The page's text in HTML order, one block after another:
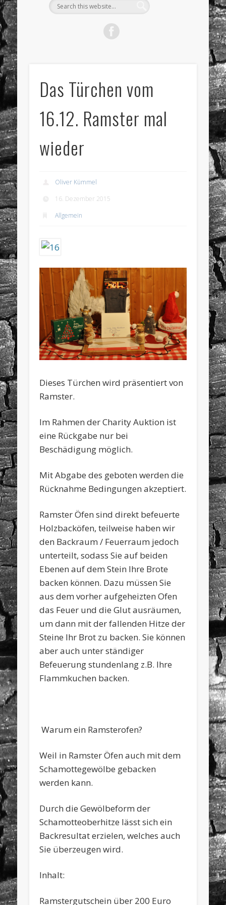
Das Türchen vom
16.12. Ramster mal
wieder
Oliver Kümmel
16. Dezember 2015
Allgemein
Dieses Türchen wird präsentiert von
Ramster.
Im Rahmen der Charity Auktion ist
eine Rückgabe nur bei
Beschädigung möglich.
Mit Abgabe des geboten werden die
Rücknahme Bedingungen akzeptiert.
Ramster Öfen sind direkt befeuerte
Holzbacköfen, teilweise haben wir
den Backraum / Feuerraum jedoch
unterteilt, sodass Sie auf beiden
Ebenen auf dem Stein Ihre Brote
backen können. Dazu müssen Sie
aus dem vorher aufgeheizten Ofen
das Feuer und die Glut ausräumen,
um dann mit der fallenden Hitze der
Steine Ihr Brot zu backen. Sie können
aber auch unter ständiger
Befeuerung stundenlang z.B. Ihre
Flammkuchen backen.
Warum ein Ramsterofen?
Weil in Ramster Öfen auch mit dem
Schamottegewölbe gebacken
werden kann.
Durch die Gewölbeform der
Schamotteoberhitze lässt sich ein
Backresultat erzielen, welches auch
Sie überzeugen wird.
Inhalt:
Ramstergutschein über 200 Euro